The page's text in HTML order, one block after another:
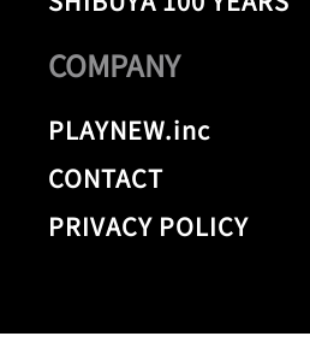
COMPANY
PLAYNEW.inc
CONTACT
PRIVACY POLICY